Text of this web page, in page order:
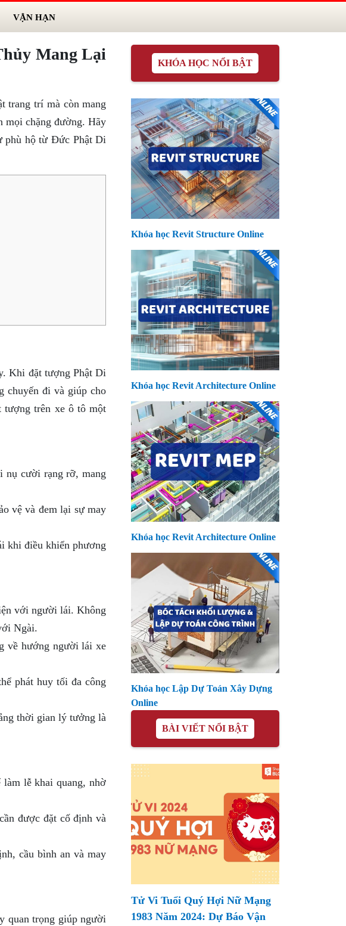
VẬN HẠN
Mang Lại
trang trí mà còn mang
mọi chặng đường. Hãy
phù hộ từ Đức Phật Di
Khi đặt tượng Phật Di
chuyến đi và giúp cho
tượng trên xe ô tô một
nụ cười rạng rỡ, mang
vệ và đem lại sự may
khi điều khiển phương
với người lái. Không
Ngài.
về hướng người lái xe
phát huy tối đa công
thời gian lý tưởng là
lễ khai quang, nhờ
được đặt cố định và
cầu bình an và may
quan trọng giúp người
KHÓA HỌC NỔI BẬT
Khóa học Revit Structure Online
Khóa học Revit Architecture Online
Khóa học Revit Architecture Online
Khóa học Lập Dự Toán Xây Dựng
Online
BÀI VIẾT NỔI BẬT
Tử Vi Tuổi Quý Hợi Nữ Mạng
1983 Năm 2024: Dự Báo Vận